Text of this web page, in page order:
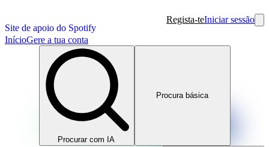
Site de apoio do Spotify
Regista-teIniciar sessão
InícioGere a tua conta
Procurar com IA
Procura básica